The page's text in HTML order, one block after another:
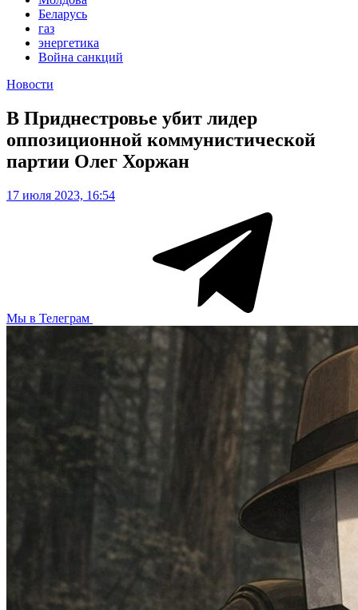
Беларусь
газ
энергетика
Война санкций
Новости
В Приднестровье убит лидер
оппозиционной коммунистической
партии Олег Хоржан
17 июля 2023, 16:54
Мы в Телеграм